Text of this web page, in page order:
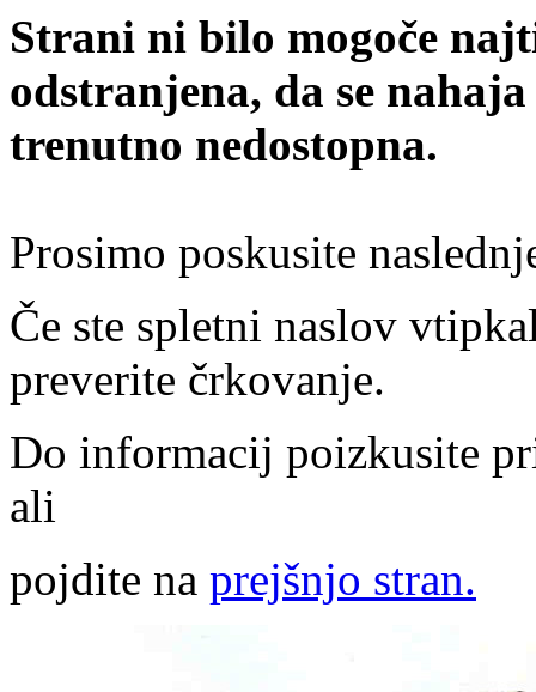
Strani ni bilo mogoče
odstranjena, da se
trenutno nedostopna.
Prosimo poskusite
Če ste spletni naslov
preverite črkovanje.
Do informacij poizkusite
ali
pojdite na prejšnjo stran.